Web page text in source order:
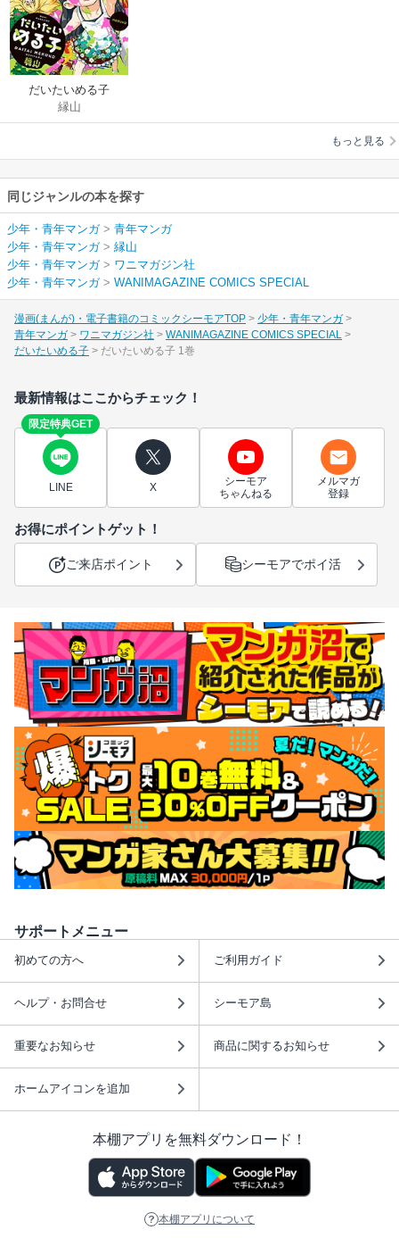
だいたいめる子
縁山
もっと見る
同じジャンルの本を探す
少年・青年マンガ> 青年マンガ
少年・青年マンガ> 縁山
少年・青年マンガ> ワニマガジン社
少年・青年マンガ> WANIMAGAZINE COMICS SPECIAL
漫画(まんが)・電子書籍のコミックシーモアTOP
少年・青年マンガ
青年マンガ
ワニマガジン社
WANIMAGAZINE COMICS SPECIAL
だいたいめる子
だいたいめる子 1巻
最新情報はここからチェック！
限定特典GET
LINE X
シーモア
ちゃんねる
メルマガ
登録
お得にポイントゲット！
ご来店ポイント シーモアでポイ活
サポートメニュー
初めての方へ ご利用ガイド
ヘルプ・お問合せ シーモア島
重要なお知らせ 商品に関するお知らせ
ホームアイコンを追加
本棚アプリを無料ダウンロード！
本棚アプリについて